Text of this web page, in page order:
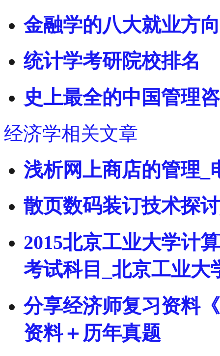
金融学的八大就业方
统计学考研院校排名
史上最全的中国管理
经济学相关文章
浅析网上商店的管理_
散页数码装订技术探
2015北京工业大学计
考试科目_北京工业大
分享经济师复习资料
资料＋历年真题